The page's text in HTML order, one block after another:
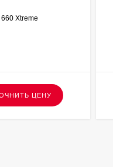
Xtreme
ЦЕНУ